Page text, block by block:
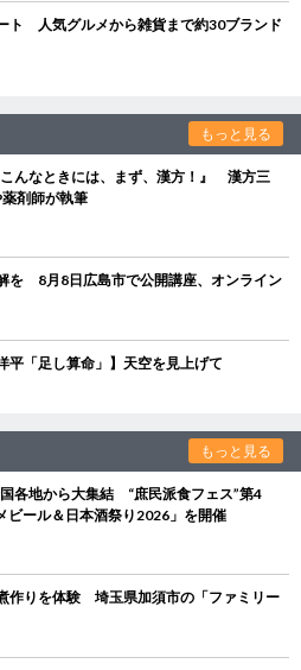
ト 人気グルメから雑貨まで約30ブランド
もっと見る
んなときには、まず、漢方！』 漢方三
剤師が執筆
を 8月8日広島市で公開講座、オンライン
平「足し算命」】天空を見上げて
もっと見る
各地から大集結 “庶民派食フェス”第4
ビール＆日本酒祭り2026」を開催
作りを体験 埼玉県加須市の「ファミリー